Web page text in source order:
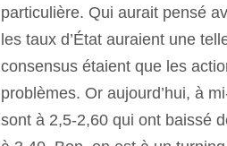
particulière. Qui aurait pensé
les taux d’État auraient une
consensus étaient que les
problèmes. Or aujourd’hui, à
sont à 2,5-2,60 qui ont baissé